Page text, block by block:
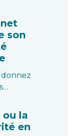
son
ou la
en